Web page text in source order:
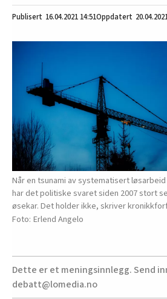
16.04.2021 14:51
Når en tsunami av systematisert
har det politiske svaret siden 2007 stort
øsekar. Det holder ikke, skriver
Erlend Angelo
Dette er et meningsinnlegg. Send
debatt@lomedia.no